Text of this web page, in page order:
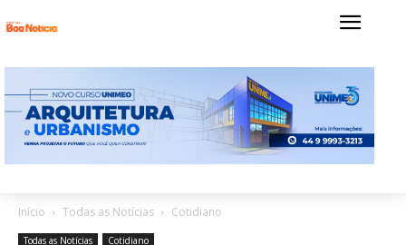
Início Todas as Notícias Cotidiano
Todas as Notícias Cotidiano